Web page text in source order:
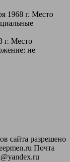
1968 г. Место
г. Место
не
сайта разрешено
Почта